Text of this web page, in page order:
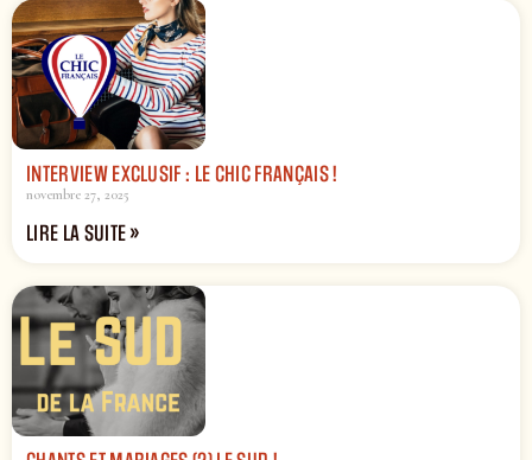
INTERVIEW EXCLUSIF : LE CHIC FRANÇAIS !
novembre 27, 2025
LIRE LA SUITE »